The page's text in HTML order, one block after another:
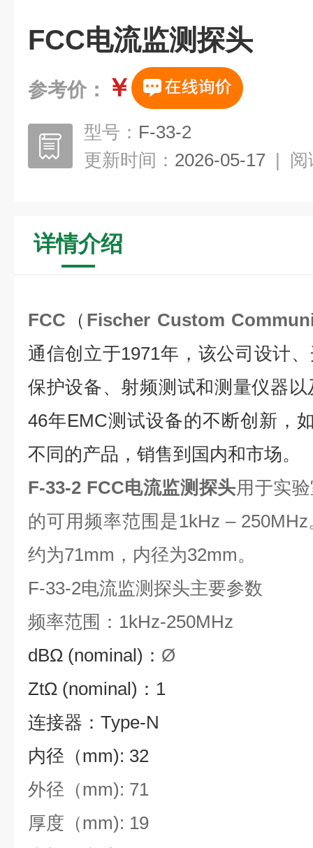
FCC电流监测探头
参考价： ￥
型号： F-33-2
更新时间： 2026-05-17 | 阅
详情介绍
FCC （ Fischer Custom
通信创立于1971年，该公司设计
保护设备、射频测试和测量仪器
46年EMC测试设备的不断创新，
不同的产品，销售到国内和市场。
F-33-2 FCC电流监测探头用于实
的可用频率范围是1kHz –
约为71mm，内径为32mm。
F-33-2电流监测探头主要参数
频率范围：1kHz-250MHz
dBΩ (nominal)： Ø
ZtΩ (nominal)：1
连接器：Type-N
内径（mm): 32
外径（mm): 71
厚度（mm): 19